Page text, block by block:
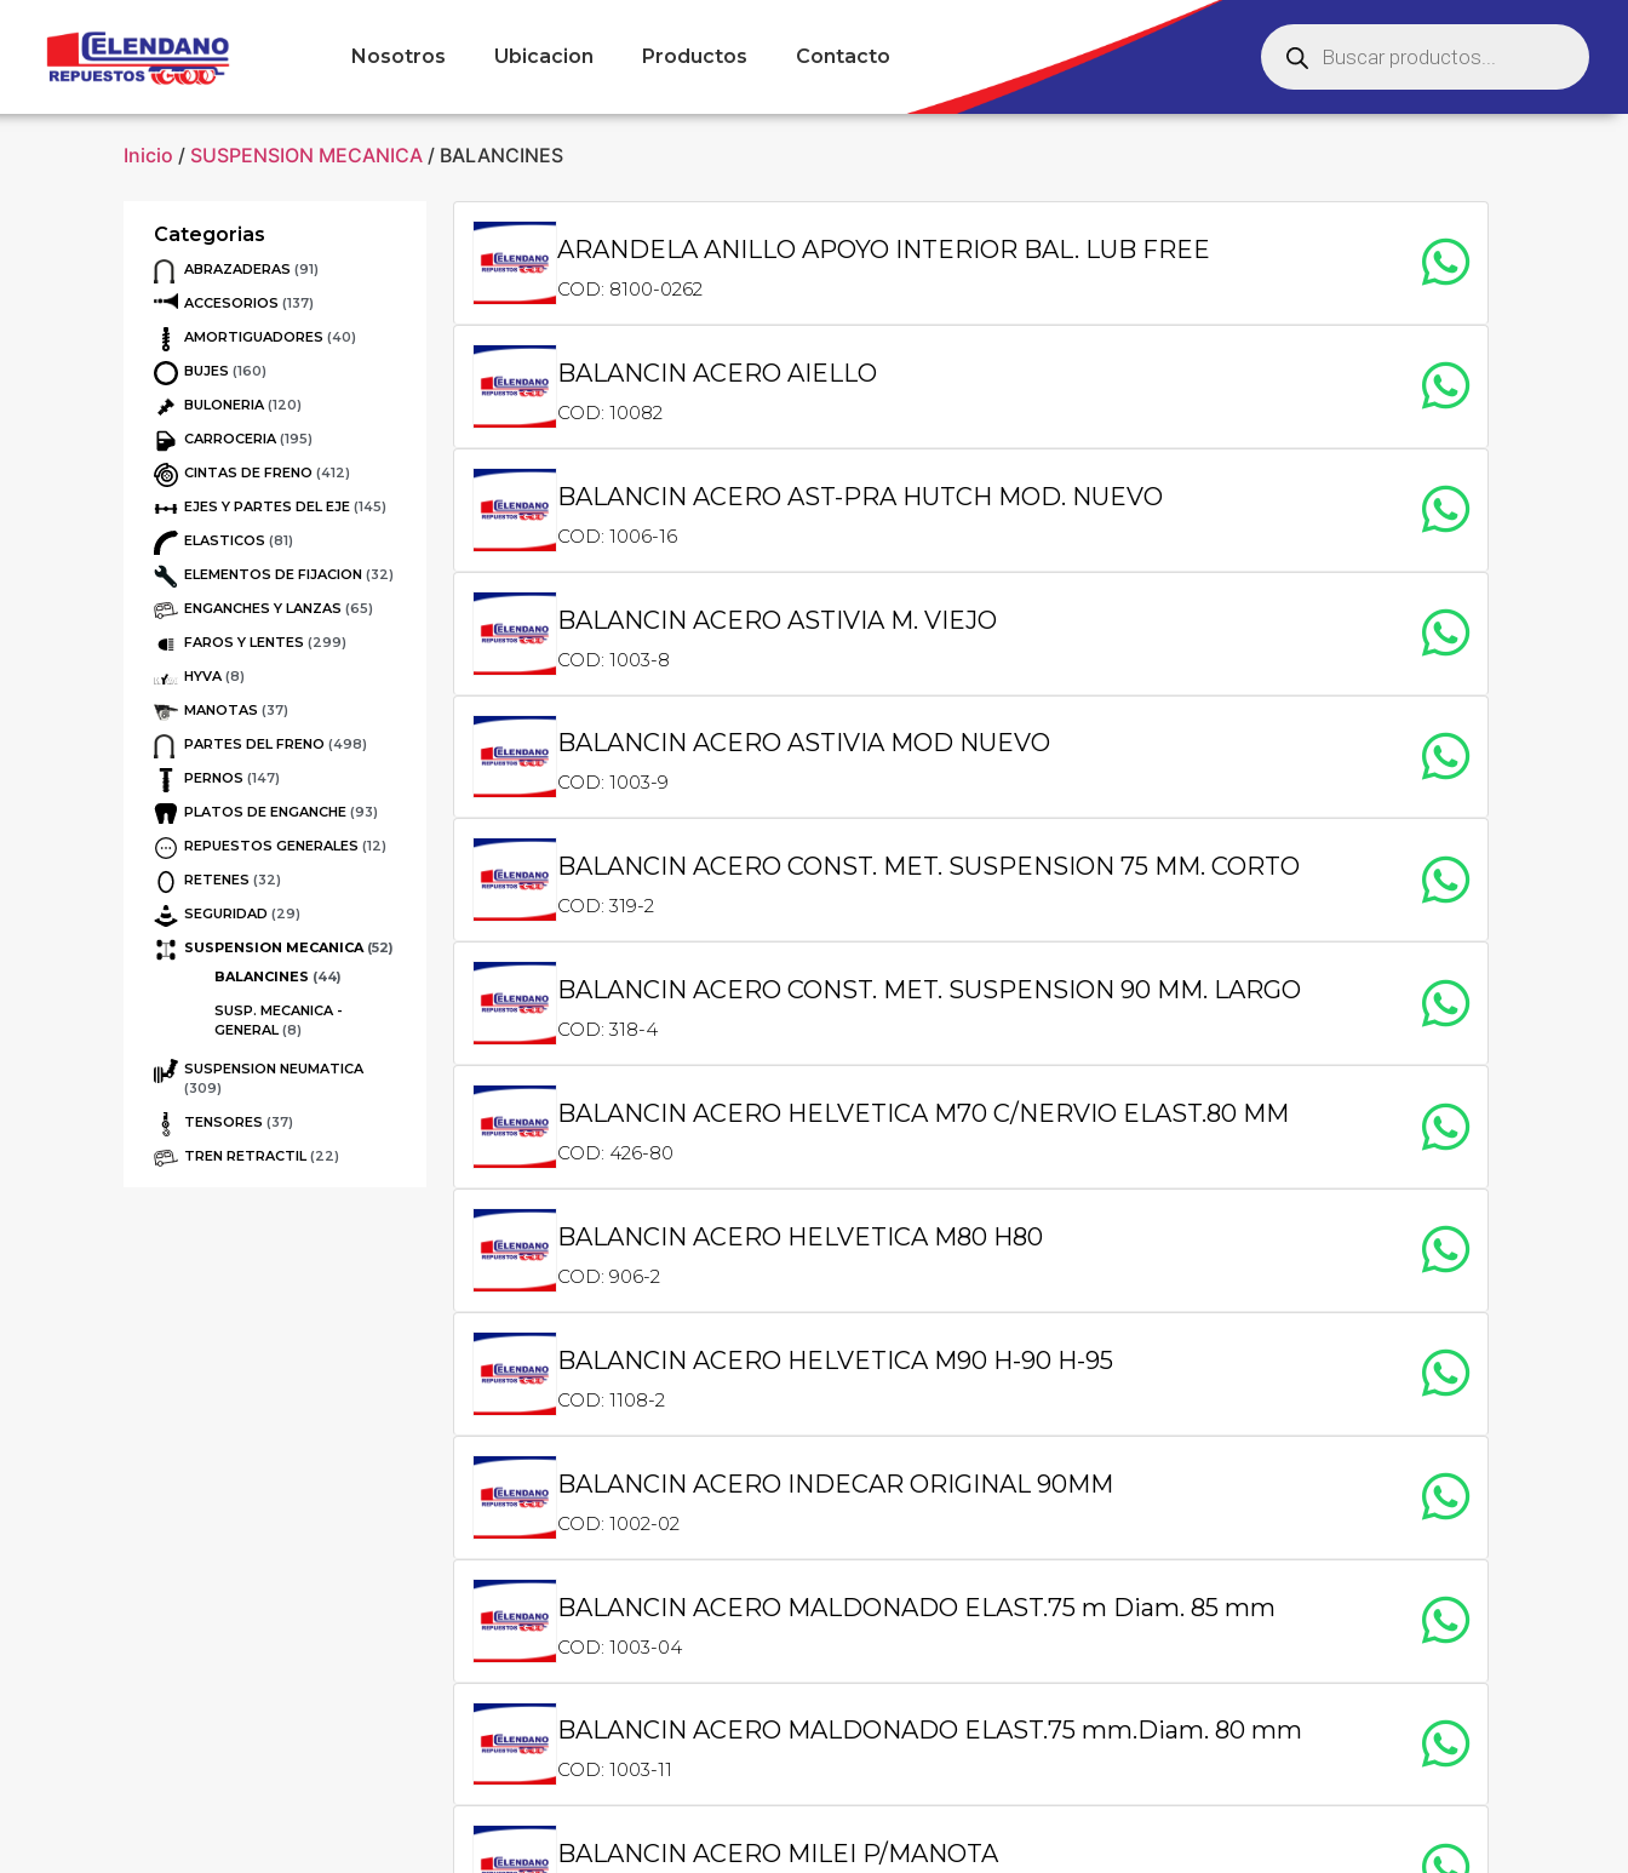
Nosotros Ubicacion Productos Contacto
Inicio / SUSPENSION MECANICA / BALANCINES
Categorias
ABRAZADERAS (91)
ACCESORIOS (137)
AMORTIGUADORES (40)
BUJES (160)
BULONERIA (120)
CARROCERIA (195)
CINTAS DE FRENO (412)
EJES Y PARTES DEL EJE (145)
ELASTICOS (81)
ELEMENTOS DE FIJACION (32)
ENGANCHES Y LANZAS (65)
FAROS Y LENTES (299)
HYVA (8)
MANOTAS (37)
PARTES DEL FRENO (498)
PERNOS (147)
PLATOS DE ENGANCHE (93)
REPUESTOS GENERALES (12)
RETENES (32)
SEGURIDAD (29)
SUSPENSION MECANICA (52)
BALANCINES (44)
SUSP. MECANICA -
GENERAL (8)
SUSPENSION NEUMATICA
(309)
TENSORES (37)
TREN RETRACTIL (22)
ARANDELA ANILLO APOYO INTERIOR BAL. LUB FREE
COD: 8100-0262
BALANCIN ACERO AIELLO
COD: 10082
BALANCIN ACERO AST-PRA HUTCH MOD. NUEVO
COD: 1006-16
BALANCIN ACERO ASTIVIA M. VIEJO
COD: 1003-8
BALANCIN ACERO ASTIVIA MOD NUEVO
COD: 1003-9
BALANCIN ACERO CONST. MET. SUSPENSION 75 MM. CORTO
COD: 319-2
BALANCIN ACERO CONST. MET. SUSPENSION 90 MM. LARGO
COD: 318-4
BALANCIN ACERO HELVETICA M70 C/NERVIO ELAST.80 MM
COD: 426-80
BALANCIN ACERO HELVETICA M80 H80
COD: 906-2
BALANCIN ACERO HELVETICA M90 H-90 H-95
COD: 1108-2
BALANCIN ACERO INDECAR ORIGINAL 90MM
COD: 1002-02
BALANCIN ACERO MALDONADO ELAST.75 m Diam. 85 mm
COD: 1003-04
BALANCIN ACERO MALDONADO ELAST.75 mm.Diam. 80 mm
COD: 1003-11
BALANCIN ACERO MILEI P/MANOTA